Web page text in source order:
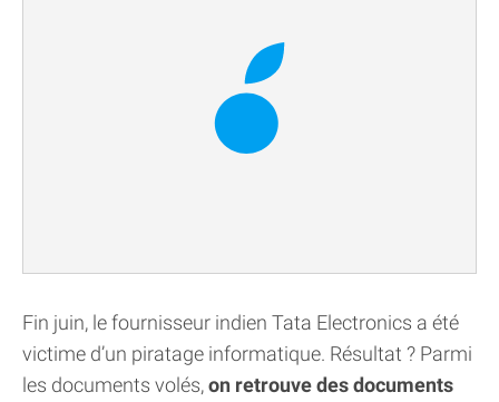
Fin juin, le fournisseur indien Tata Electronics a été
victime d’un piratage informatique. Résultat ? Parmi
les documents volés,on retrouve des documents